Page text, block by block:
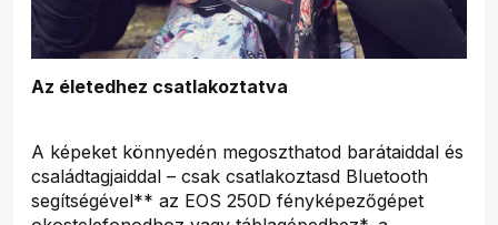
Az életedhez csatlakoztatva
A képeket könnyedén megoszthatod barátaiddal és
családtagjaiddal – csak csatlakoztasd Bluetooth
segítségével** az EOS 250D fényképezőgépet